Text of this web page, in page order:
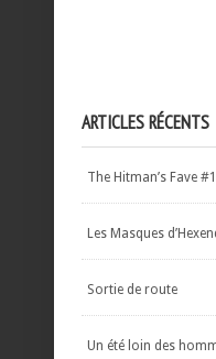
ARTICLES RÉCENTS
The Hitman’s Fave #1
Les Masques
Sortie de route
Un été loin des